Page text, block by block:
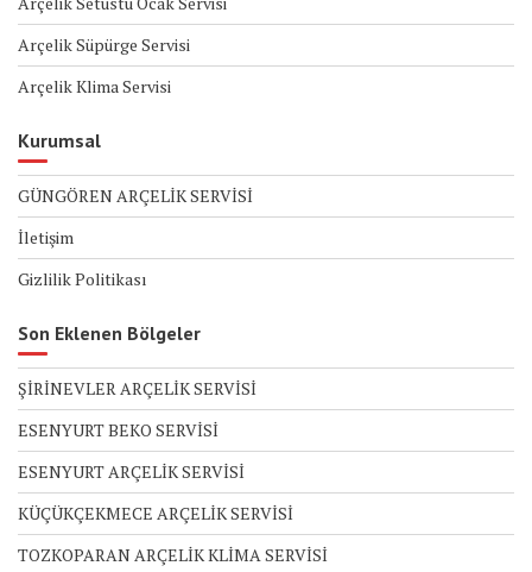
Arçelik Süpürge Servisi
Arçelik Klima Servisi
Kurumsal
GÜNGÖREN ARÇELİK SERVİSİ
İletişim
Gizlilik Politikası
Son Eklenen Bölgeler
ŞİRİNEVLER ARÇELİK SERVİSİ
ESENYURT BEKO SERVİSİ
ESENYURT ARÇELİK SERVİSİ
KÜÇÜKÇEKMECE ARÇELİK SERVİSİ
TOZKOPARAN ARÇELİK KLİMA SERVİSİ